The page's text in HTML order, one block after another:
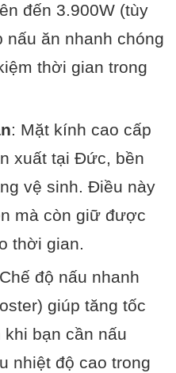
đến 3.900W (tùy
nấu ăn nhanh chóng
thời gian trong
: Mặt kính cao cấp
xuất tại Đức, bền
vệ sinh. Điều này
mà còn giữ được
thời gian.
độ nấu nhanh
giúp tăng tốc
bạn cần nấu
nhiệt độ cao trong